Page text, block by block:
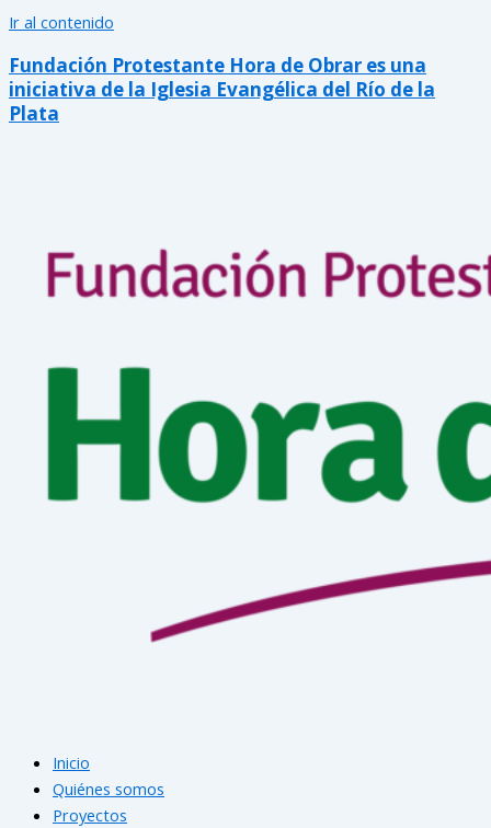
Ir al contenido
Fundación Protestante Hora de Obrar es una
iniciativa de la Iglesia Evangélica del Río de la
Plata
Inicio
Quiénes somos
Proyectos